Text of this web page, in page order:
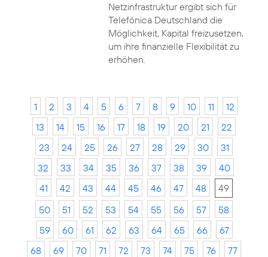
Netzinfrastruktur ergibt sich für
Telefónica Deutschland die
Möglichkeit, Kapital freizusetzen,
um ihre finanzielle Flexibilität zu
erhöhen.
1 2 3 4 5 6 7 8 9 10 11
12
13
14 15 16 17 18 19 20 21
22
23
24 25 26 27 28 29 30
31
32
33 34 35 36 37 38 39
40
41
42 43 44 45 46 47 48
49
50
51 52 53 54 55 56 57
58
59
60 61 62 63 64 65 66
67
68
69 70 71 72 73 74 75 76
77